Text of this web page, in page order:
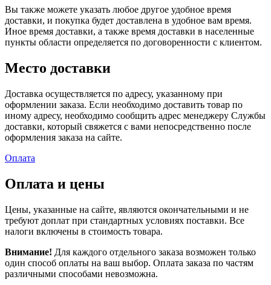
Вы также можете указать любое другое удобное время
доставки, и покупка будет доставлена в удобное вам время.
Иное время доставки, а также время доставки в населенные
пункты области определяется по договоренности с клиентом.
Место доставки
Доставка осуществляется по адресу, указанному при
оформлении заказа. Если необходимо доставить товар по
иному адресу, необходимо сообщить адрес менеджеру Службы
доставки, который свяжется с вами непосредственно после
оформления заказа на сайте.
Оплата
Оплата и цены
Цены, указанные на сайте, являются окончательными и не
требуют доплат при стандартных условиях поставки. Все
налоги включены в стоимость товара.
Внимание! Для каждого отдельного заказа возможен только
один способ оплаты на ваш выбор. Оплата заказа по частям
различными способами невозможна.